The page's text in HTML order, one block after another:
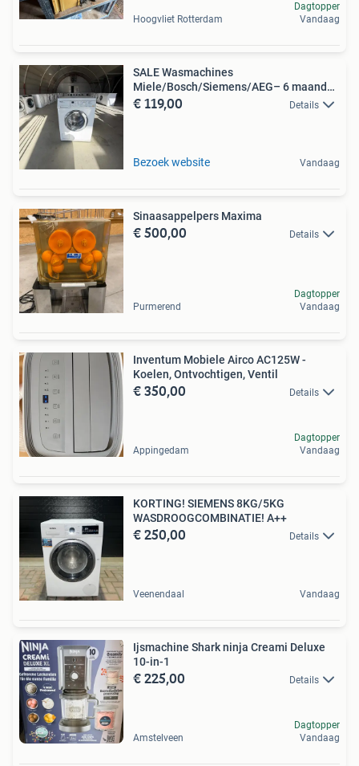
Hoogvliet Rotterdam
Dagtopper
Vandaag
SALE Wasmachines
Miele/Bosch/Siemens/AEG– 6 maanden
garantie
€ 119,00 Details
Bezoek website Vandaag
Sinaasappelpers Maxima
€ 500,00 Details
Purmerend
Dagtopper
Vandaag
Inventum Mobiele Airco AC125W -
Koelen, Ontvochtigen, Ventil
€ 350,00 Details
Appingedam
Dagtopper
Vandaag
KORTING! SIEMENS 8KG/5KG
WASDROOGCOMBINATIE! A++
€ 250,00 Details
Veenendaal Vandaag
Ijsmachine Shark ninja Creami Deluxe
10-in-1
€ 225,00 Details
Amstelveen
Dagtopper
Vandaag